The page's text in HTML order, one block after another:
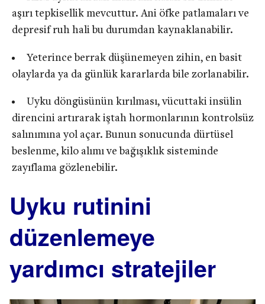
aşırı tepkisellik mevcuttur. Ani öfke patlamaları ve
depresif ruh hali bu durumdan kaynaklanabilir.
Yeterince berrak düşünemeyen zihin, en basit
olaylarda ya da günlük kararlarda bile zorlanabilir.
Uyku döngüsünün kırılması, vücuttaki insülin
direncini artırarak iştah hormonlarının kontrolsüz
salınımına yol açar. Bunun sonucunda dürtüsel
beslenme, kilo alımı ve bağışıklık sisteminde
zayıflama gözlenebilir.
Uyku rutinini
düzenlemeye
yardımcı stratejiler